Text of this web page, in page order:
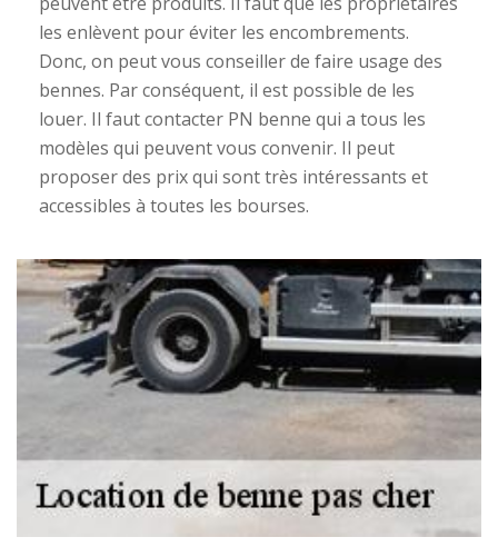
les enlèvent pour éviter les encombrements.
Donc, on peut vous conseiller de faire usage des
bennes. Par conséquent, il est possible de les
louer. Il faut contacter PN benne qui a tous les
modèles qui peuvent vous convenir. Il peut
proposer des prix qui sont très intéressants et
accessibles à toutes les bourses.